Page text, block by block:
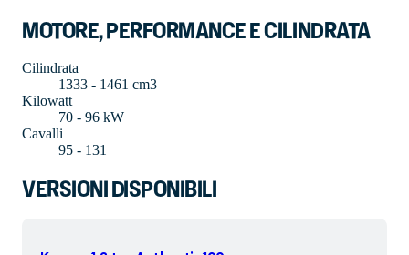
MOTORE, PERFORMANCE E CILINDRATA
Cilindrata
1333 - 1461 cm3
Kilowatt
70 - 96 kW
Cavalli
95 - 131
VERSIONI DISPONIBILI